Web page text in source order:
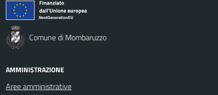
Comune di Mombaruzzo
AMMINISTRAZIONE
Aree amministrative